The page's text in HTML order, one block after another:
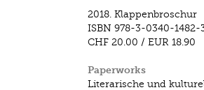
2018. Klappenbroschur
ISBN 978-3-0340-1482-
CHF 20.00 / EUR 18.90
Paperworks
Literarische und